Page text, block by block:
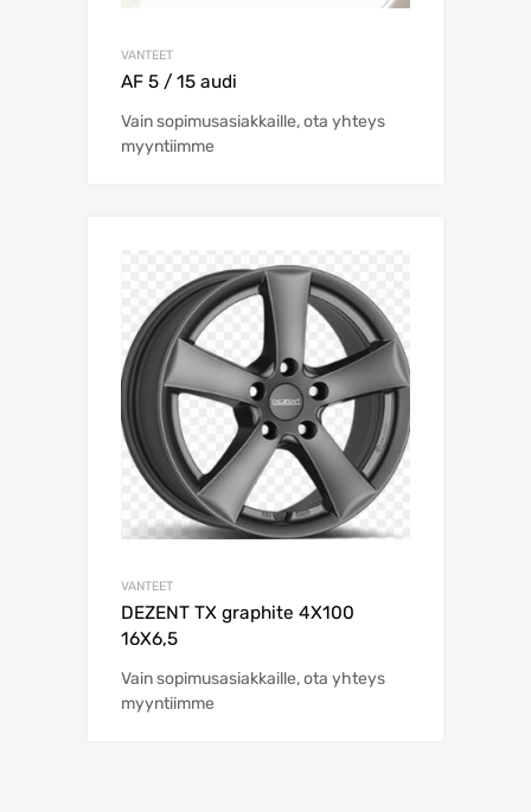
VANTEET
AF 5 / 15 audi
Vain sopimusasiakkaille, ota yhteys
myyntiimme
VANTEET
DEZENT TX graphite 4X100
16X6,5
Vain sopimusasiakkaille, ota yhteys
myyntiimme